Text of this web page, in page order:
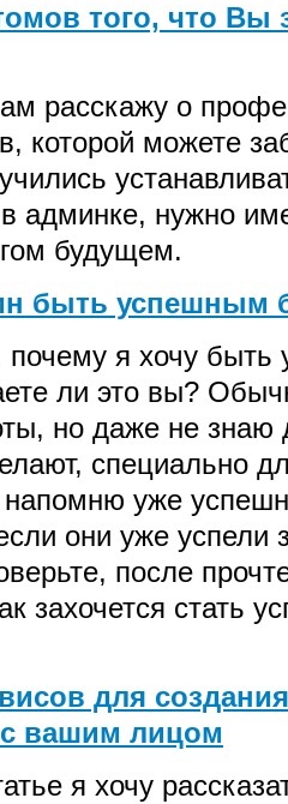
того, что Вы
расскажу о
которой можете
админке, нужно
будущем.
быть успешным
почему я хочу
ли это вы?
но даже не знаю
специально
напомню уже
они уже успели
после
захочется стать
для создания
вашим лицом
я хочу